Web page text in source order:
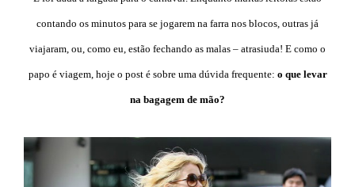
contando os minutos para se jogarem na farra nos blocos, outras já
viajaram, ou, como eu, estão fechando as malas – atrasiuda! E como o
papo é viagem, hoje o post é sobre uma dúvida frequente: o que levar
na bagagem de mão?